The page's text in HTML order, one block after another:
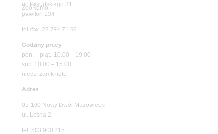
ul. Piłsudskiego 31,
pawilon 134
tel./fax. 22 784 71 96
Godziny pracy
pon. – piąt. 10.00 – 19.00
sob. 10.00 – 15.00
niedz. zamknięte
Adres
05-100 Nowy Dwór Mazowiecki
ul. Leśna 2
tel. 503 900 215